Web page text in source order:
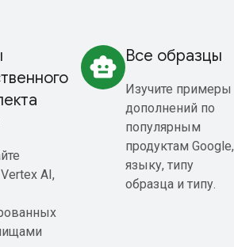
AI,
smart_toy Все образцы
Изучите примеры
дополнений по
популярным
продуктам Google,
языку, типу
образца и типу.